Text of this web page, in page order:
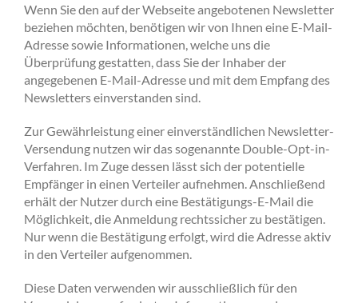
Wenn Sie den auf der Webseite angebotenen Newsletter
beziehen möchten, benötigen wir von Ihnen eine E-Mail-
Adresse sowie Informationen, welche uns die
Überprüfung gestatten, dass Sie der Inhaber der
angegebenen E-Mail-Adresse und mit dem Empfang des
Newsletters einverstanden sind.
Zur Gewährleistung einer einverständlichen Newsletter-
Versendung nutzen wir das sogenannte Double-Opt-in-
Verfahren. Im Zuge dessen lässt sich der potentielle
Empfänger in einen Verteiler aufnehmen. Anschließend
erhält der Nutzer durch eine Bestätigungs-E-Mail die
Möglichkeit, die Anmeldung rechtssicher zu bestätigen.
Nur wenn die Bestätigung erfolgt, wird die Adresse aktiv
in den Verteiler aufgenommen.
Diese Daten verwenden wir ausschließlich für den